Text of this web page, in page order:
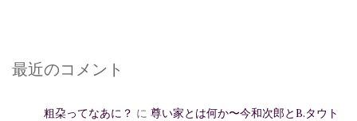
最近のコメント
粗朶ってなあに？ に 尊い家とは何か〜今和次郎とB.タウト